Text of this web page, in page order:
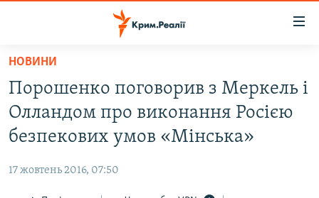
Перейти
основного
матеріалу
Перейти
до
основної
ВОДА.КРИМ
ВІДЕО ТА ФОТО
БЛОГИ
НОВИНИ
Порошенко поговорив з Меркель і
Олландом про виконання Росією
безпекових умов «Мінська»
17 жовтень 2016, 07:50